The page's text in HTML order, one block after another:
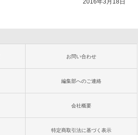
2016年3月18日
お問い合わせ
編集部へのご連絡
会社概要
特定商取引法に基づく表示